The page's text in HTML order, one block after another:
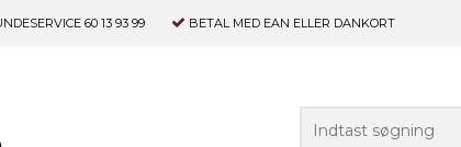
60 13 93 99 BETAL MED EAN ELLER DANKORT